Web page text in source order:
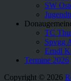
SW
TC
Spvgg
Erndl
Termine 2026
Copyright © 2026